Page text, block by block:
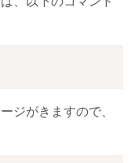
ジがきますので、